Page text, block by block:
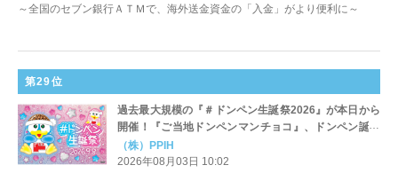
～全国のセブン銀行ＡＴＭで、海外送金資金の「入金」がより便利に～
第29位
過去最大規模の『＃ドンペン生誕祭2026』が本日から
開催！『ご当地ドンペンマンチョコ』、ドンペン誕生
日に発売決定！
（株）PPIH
2026年08月03日 10:02